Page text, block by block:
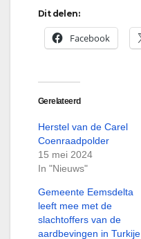
Dit delen:
Facebook
Gerelateerd
Herstel van de Carel
Coenraadpolder
15 mei 2024
In "Nieuws"
Gemeente Eemsdelta
leeft mee met de
slachtoffers van de
aardbevingen in Turkije